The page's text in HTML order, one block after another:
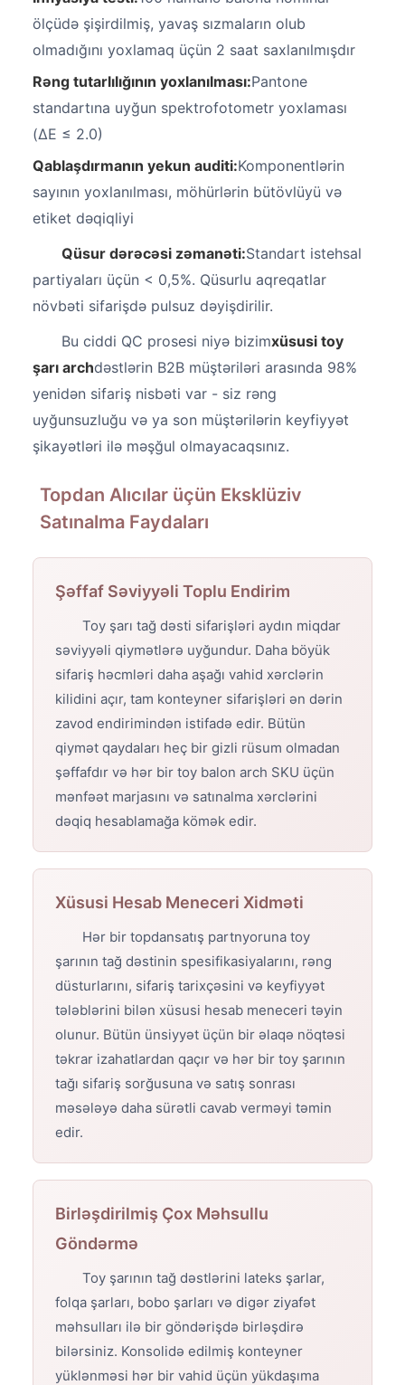
ölçüdə şişirdilmiş, yavaş sızmaların olub
olmadığını yoxlamaq üçün 2 saat saxlanılmışdır
Rəng tutarlılığının yoxlanılması:Pantone
standartına uyğun spektrofotometr yoxlaması
(ΔE ≤ 2.0)
Qablaşdırmanın yekun auditi:Komponentlərin
sayının yoxlanılması, möhürlərin bütövlüyü və
etiket dəqiqliyi
Qüsur dərəcəsi zəmanəti:Standart istehsal
partiyaları üçün < 0,5%. Qüsurlu aqreqatlar
növbəti sifarişdə pulsuz dəyişdirilir.
Bu ciddi QC prosesi niyə bizimxüsusi toy
şarı archdəstlərin B2B müştəriləri arasında 98%
yenidən sifariş nisbəti var - siz rəng
uyğunsuzluğu və ya son müştərilərin keyfiyyət
şikayətləri ilə məşğul olmayacaqsınız.
Topdan Alıcılar üçün Eksklüziv
Satınalma Faydaları
Şəffaf Səviyyəli Toplu Endirim
Toy şarı tağ dəsti sifarişləri aydın miqdar
səviyyəli qiymətlərə uyğundur. Daha böyük
sifariş həcmləri daha aşağı vahid xərclərin
kilidini açır, tam konteyner sifarişləri ən dərin
zavod endirimindən istifadə edir. Bütün
qiymət qaydaları heç bir gizli rüsum olmadan
şəffafdır və hər bir toy balon arch SKU üçün
mənfəət marjasını və satınalma xərclərini
dəqiq hesablamağa kömək edir.
Xüsusi Hesab Meneceri Xidməti
Hər bir topdansatış partnyoruna toy
şarının tağ dəstinin spesifikasiyalarını, rəng
düsturlarını, sifariş tarixçəsini və keyfiyyət
tələblərini bilən xüsusi hesab meneceri təyin
olunur. Bütün ünsiyyət üçün bir əlaqə nöqtəsi
təkrar izahatlardan qaçır və hər bir toy şarının
tağı sifariş sorğusuna və satış sonrası
məsələyə daha sürətli cavab verməyi təmin
edir.
Birləşdirilmiş Çox Məhsullu
Göndərmə
Toy şarının tağ dəstlərini lateks şarlar,
folqa şarları, bobo şarları və digər ziyafət
məhsulları ilə bir göndərişdə birləşdirə
bilərsiniz. Konsolidə edilmiş konteyner
yüklənməsi hər bir vahid üçün yükdaşıma